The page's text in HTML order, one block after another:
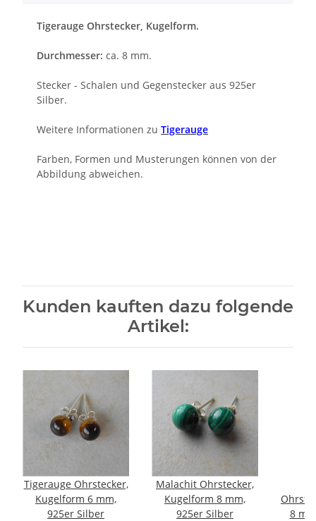
Tigerauge Ohrstecker, Kugelform.
Durchmesser: ca. 8 mm.
Stecker - Schalen und Gegenstecker aus 925er
Silber.
Weitere Informationen zu Tigerauge
Farben, Formen und Musterungen können von der
Abbildung abweichen.
Kunden kauften dazu folgende
Artikel:
Tigerauge Ohrstecker,
Kugelform 6 mm,
925er Silber
Malachit Ohrstecker,
Kugelform 8 mm,
925er Silber
8